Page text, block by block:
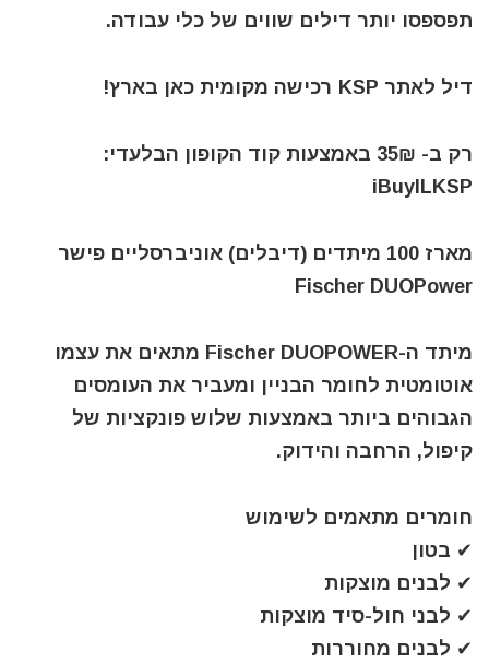
תפספסו יותר דילים שווים של כלי עבודה.
דיל לאתר KSP רכישה מקומית כאן בארץ!
רק ב- 35₪ באמצעות קוד הקופון הבלעדי:
iBuyILKSP
מארז 100 מיתדים (דיבלים) אוניברסליים פישר
Fischer DUOPower
מיתד ה-Fischer DUOPOWER מתאים את עצמו
אוטומטית לחומר הבניין ומעביר את העומסים
הגבוהים ביותר באמצעות שלוש פונקציות של
קיפול, הרחבה והידוק.
חומרים מתאמים לשימוש
✔ בטון
✔ לבנים מוצקות
✔ לבני חול-סיד מוצקות
✔ לבנים מחוררות